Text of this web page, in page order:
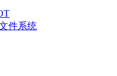
件系统